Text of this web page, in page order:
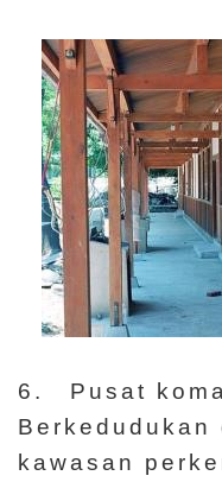
6. Pusat
kawasan